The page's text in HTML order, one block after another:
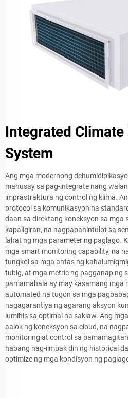
Integrated
System
Ang mga modernong
mahusay sa pag-integrate nang
imprastraktura ng control ng klima.
protocol sa komunikasyon na
daan sa direktang koneksyon sa mga
kapaligiran, na nagpapahintulot sa
lahat ng mga parameter ng paglago.
mga smart monitoring capability, na
tungkol sa mga antas ng
tubig, at mga metric ng pagganap ng
pamamahala ay may kasamang mga
automated na tugon sa mga
nagagarantiya ng agarang aksyon
lumihis sa optimal na saklaw. Ang
aalok ng koneksyon sa cloud, na
monitoring at control sa
habang nag-iimbak din ng historical
optimize ng mga kondisyon ng